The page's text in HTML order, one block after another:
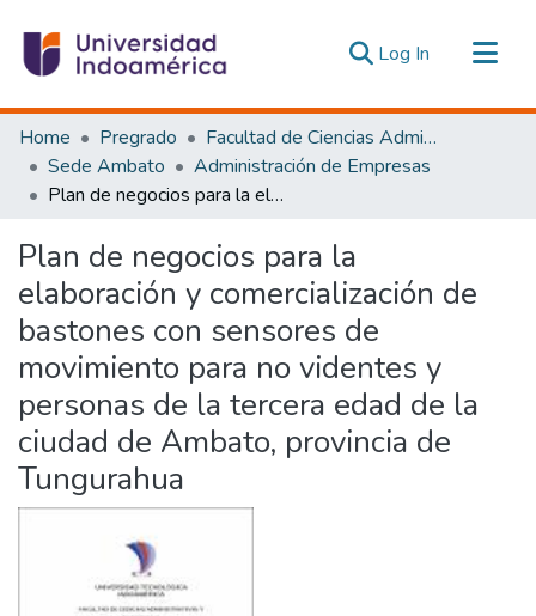
Log In (current)
Communities & Collections
All of DSpace
Statistics
Home Pregrado
Facultad de Ciencias Administrativas y Económicas
Sede Ambato
Administración de Empresas
Plan de negocios para la elaboración y comercialización de bastones con sensores de movimiento para no videntes y personas de la tercera edad de la ciudad de Ambato, provincia de Tungurahua
Plan de negocios para la
elaboración y comercialización de
bastones con sensores de
movimiento para no videntes y
personas de la tercera edad de la
ciudad de Ambato, provincia de
Tungurahua